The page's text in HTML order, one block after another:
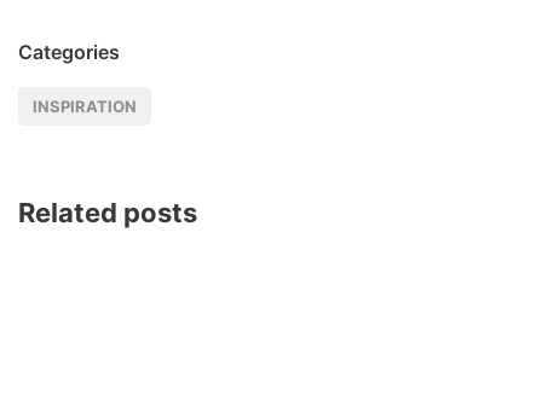
Categories
INSPIRATION
Related posts